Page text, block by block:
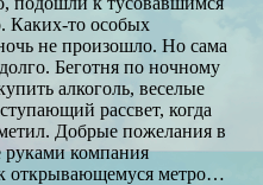
Каких-то особых
не произошло. Но сама
Беготня по ночному
алкоголь, веселые
рассвет, когда
Добрые пожелания в
компания
открывающемуся метро…